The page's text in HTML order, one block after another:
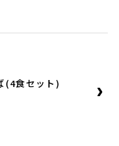
(4食セット)